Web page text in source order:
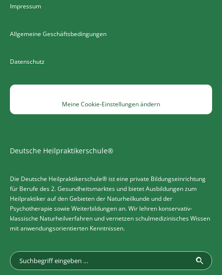
Impressum
Allgemeine Geschäftsbedingungen
Datenschutz
Meine Cookie-Einstellungen ändern
Deutsche Heilpraktikerschule®
Die Deutsche Heilpraktikerschule® ist eine private Bildungseinrichtung
für Berufe des 2. Gesundheitsmarktes und bietet Ausbildungen zum
Heilpraktiker auf den Gebieten der Naturheilkunde und der
Psychotherapie sowie Weiterbildungen an. Wir lehren konservativ-
klassische Naturheilverfahren und vernetzen schulmedizinisches Wissen
mit anwendungsorientierten Kenntnissen.